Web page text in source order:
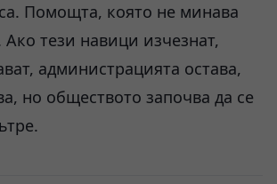
Помощта, която не минава
Ако тези навици изчезнат,
администрацията остава,
но обществото започва да се